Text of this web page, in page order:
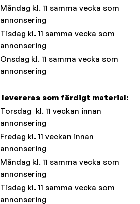
Måndag kl. 11 samma vecka som
annonsering
Tisdag kl. 11 samma vecka som
annonsering
Onsdag kl. 11 samma vecka som
annonsering
levereras som färdigt material:
Torsdag kl. 11 veckan innan
annonsering
Fredag kl. 11 veckan innan
annonsering
Måndag kl. 11 samma vecka som
annonsering
Tisdag kl. 11 samma vecka som
annonsering